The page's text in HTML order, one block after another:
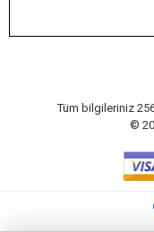
Tüm bilgileriniz
©